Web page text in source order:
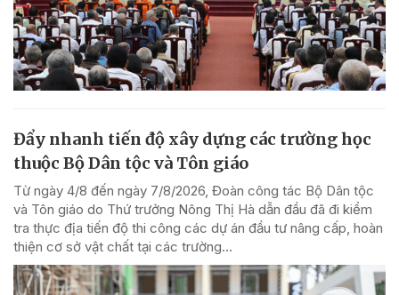
Đẩy nhanh tiến độ xây dựng các trường học
thuộc Bộ Dân tộc và Tôn giáo
Từ ngày 4/8 đến ngày 7/8/2026, Đoàn công tác Bộ Dân tộc
và Tôn giáo do Thứ trưởng Nông Thị Hà dẫn đầu đã đi kiểm
tra thực địa tiến độ thi công các dự án đầu tư nâng cấp, hoàn
thiện cơ sở vật chất tại các trường...